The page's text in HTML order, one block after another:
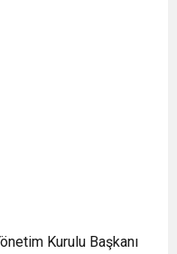
Kurulu Başkanı